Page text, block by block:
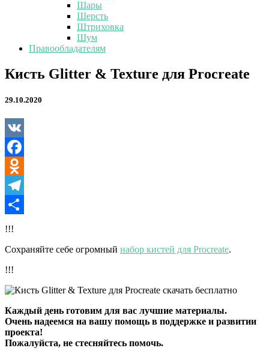
Шары
Шерсть
Штриховка
Шум
Правообладателям
Кисть
Glitter
Texture
Procreate
Кисть Glitter & Texture для Procreate
29.10.2020
VK
Facebook
Odnoklassniki
Telegram
Отправить
!!!
Сохраняйте себе огромный набор кистей для Procreate.
!!!
Каждый день готовим для вас лучшие материалы.
Очень надеемся на вашу помощь в поддержке и развитии
проекта!
Пожалуйста, не стесняйтесь помочь.